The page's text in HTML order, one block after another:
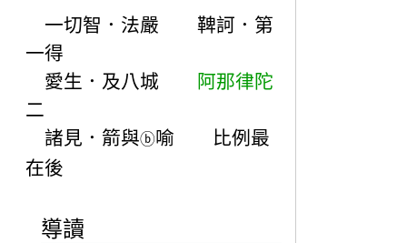
一切智．法嚴 鞞訶．第
一得
愛生．及八城
阿那律陀
二
諸見．箭與ⓑ喻 比例最
在後
導讀